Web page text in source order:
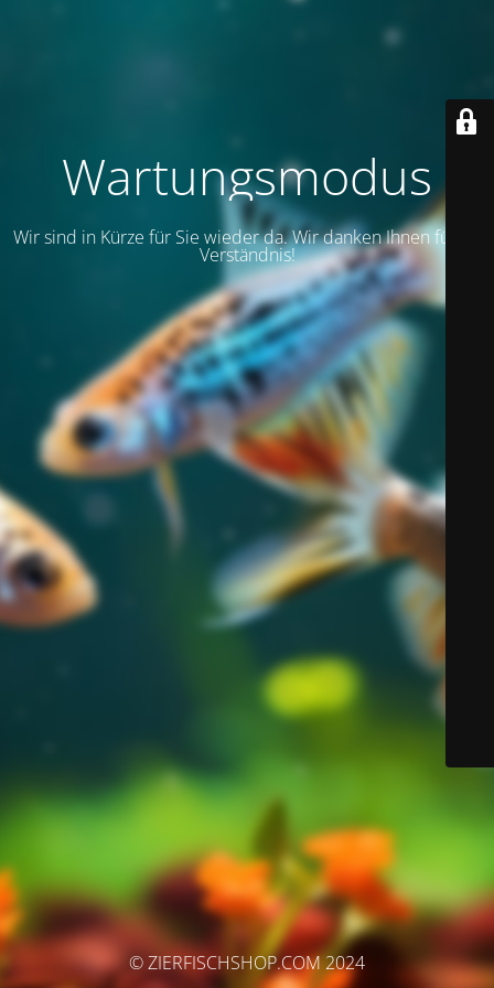
Wartungsmodus
Wir sind in Kürze für Sie wieder da. Wir danken Ihnen für Ihr
Verständnis!
© ZIERFISCHSHOP.COM 2024